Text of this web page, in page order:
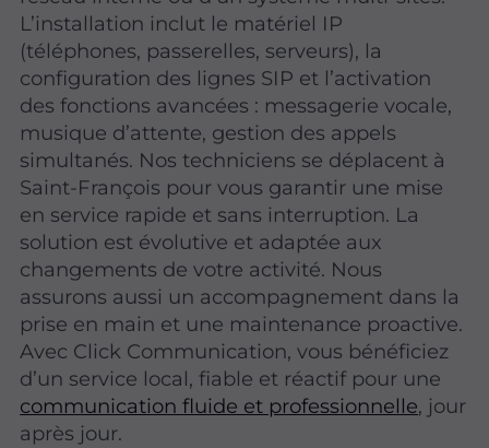
L’installation inclut le matériel IP
(téléphones, passerelles, serveurs), la
configuration des lignes SIP et l’activation
des fonctions avancées : messagerie vocale,
musique d’attente, gestion des appels
simultanés. Nos techniciens se déplacent à
Saint-François pour vous garantir une mise
en service rapide et sans interruption. La
solution est évolutive et adaptée aux
changements de votre activité. Nous
assurons aussi un accompagnement dans la
prise en main et une maintenance proactive.
Avec Click Communication, vous bénéficiez
d’un service local, fiable et réactif pour une
communication fluide et professionnelle, jour
après jour.